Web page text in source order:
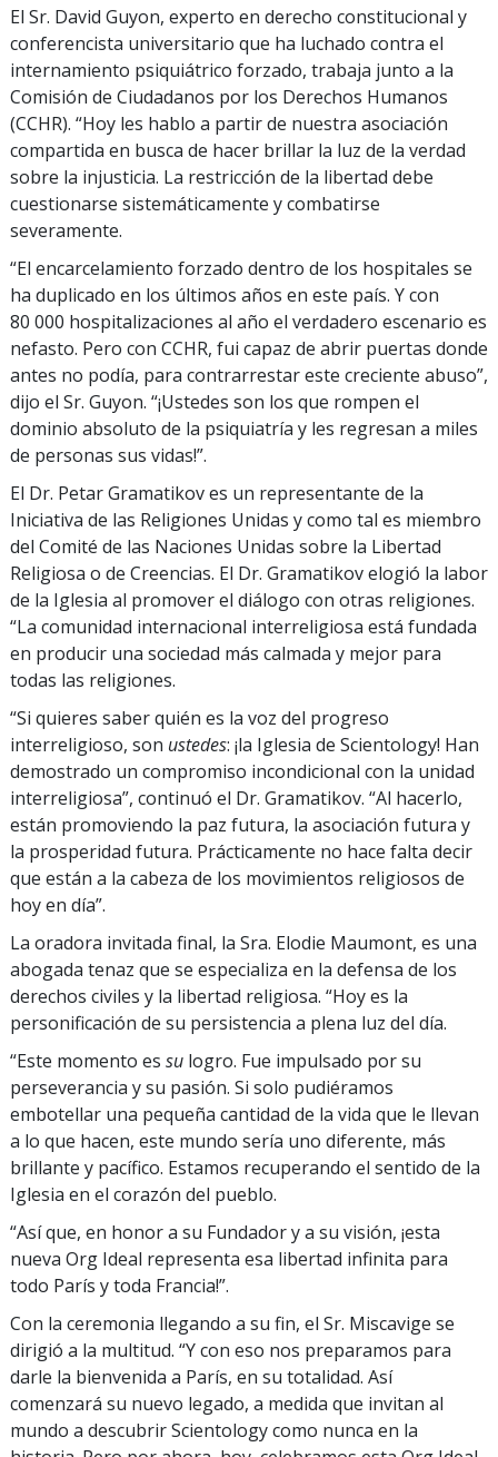
El Sr. David Guyon, experto en derecho constitucional y
conferencista universitario que ha luchado contra el
internamiento psiquiátrico forzado, trabaja junto a la
Comisión de Ciudadanos por los Derechos Humanos
(CCHR). “Hoy les hablo a partir de nuestra asociación
compartida en busca de hacer brillar la luz de la verdad
sobre la injusticia. La restricción de la libertad debe
cuestionarse sistemáticamente y combatirse
severamente.
“El encarcelamiento forzado dentro de los hospitales se
ha duplicado en los últimos años en este país. Y con
80 000 hospitalizaciones al año el verdadero escenario es
nefasto. Pero con CCHR, fui capaz de abrir puertas donde
antes no podía, para contrarrestar este creciente abuso”,
dijo el Sr. Guyon. “¡Ustedes son los que rompen el
dominio absoluto de la psiquiatría y les regresan a miles
de personas sus vidas!”.
El Dr. Petar Gramatikov es un representante de la
Iniciativa de las Religiones Unidas y como tal es miembro
del Comité de las Naciones Unidas sobre la Libertad
Religiosa o de Creencias. El Dr. Gramatikov elogió la labor
de la Iglesia al promover el diálogo con otras religiones.
“La comunidad internacional interreligiosa está fundada
en producir una sociedad más calmada y mejor para
todas las religiones.
“Si quieres saber quién es la voz del progreso
interreligioso, son ustedes: ¡la Iglesia de Scientology! Han
demostrado un compromiso incondicional con la unidad
interreligiosa”, continuó el Dr. Gramatikov. “Al hacerlo,
están promoviendo la paz futura, la asociación futura y
la prosperidad futura. Prácticamente no hace falta decir
que están a la cabeza de los movimientos religiosos de
hoy en día”.
La oradora invitada final, la Sra. Elodie Maumont, es una
abogada tenaz que se especializa en la defensa de los
derechos civiles y la libertad religiosa. “Hoy es la
personificación de su persistencia a plena luz del día.
“Este momento es su logro. Fue impulsado por su
perseverancia y su pasión. Si solo pudiéramos
embotellar una pequeña cantidad de la vida que le llevan
a lo que hacen, este mundo sería uno diferente, más
brillante y pacífico. Estamos recuperando el sentido de la
Iglesia en el corazón del pueblo.
“Así que, en honor a su Fundador y a su visión, ¡esta
nueva Org Ideal representa esa libertad infinita para
todo París y toda Francia!”.
Con la ceremonia llegando a su fin, el Sr. Miscavige se
dirigió a la multitud. “Y con eso nos preparamos para
darle la bienvenida a París, en su totalidad. Así
comenzará su nuevo legado, a medida que invitan al
mundo a descubrir Scientology como nunca en la